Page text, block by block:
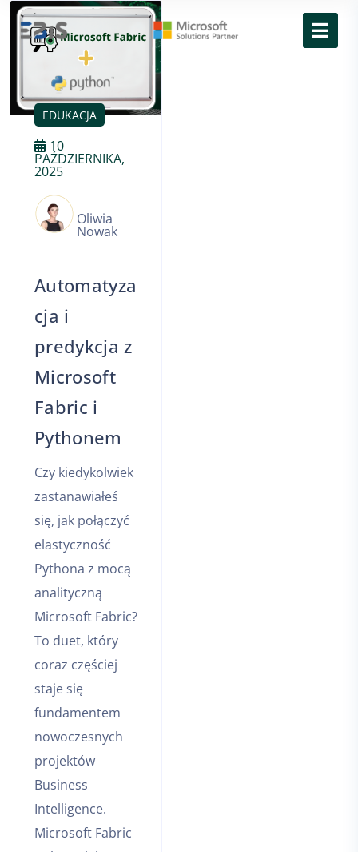
EDUKACJA
10
PAŹDZIERNIKA,
2025
Oliwia
Nowak
Automatyza
cja i
predykcja z
Microsoft
Fabric i
Pythonem
Czy kiedykolwiek
zastanawiałeś
się, jak połączyć
elastyczność
Pythona z mocą
analityczną
Microsoft Fabric?
To duet, który
coraz częściej
staje się
fundamentem
nowoczesnych
projektów
Business
Intelligence.
Microsoft Fabric